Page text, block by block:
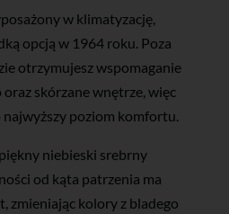
w klimatyzację,
opcją w 1964 roku. Poza
otrzymujesz wspomaganie
skórzane wnętrze, więc
najwyższy poziom komfortu.
niebieski srebrny
od kąta patrzenia ma
zmieniając kolory z bladego